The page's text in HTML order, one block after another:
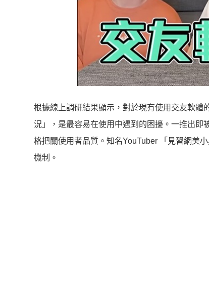
根據線上調研結果顯示，對於現有使用交友軟體
況」，是最容易在使用中遇到的困擾。一推出
格把關使用者品質。知名YouTuber 「見習網美
機制。